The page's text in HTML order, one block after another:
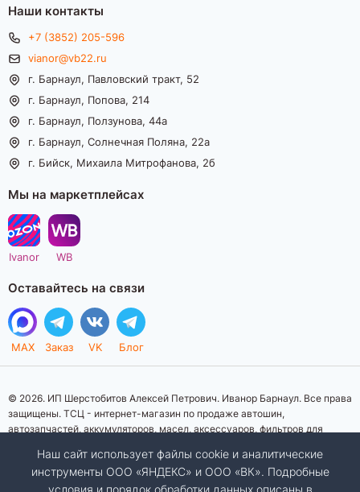
Наши контакты
+7 (3852) 205-596
vianor@vb22.ru
г. Барнаул, Павловский тракт, 52
г. Барнаул, Попова, 214
г. Барнаул, Ползунова, 44а
г. Барнаул, Солнечная Поляна, 22а
г. Бийск, Михаила Митрофанова, 2б
Мы на маркетплейсах
Ivanor WB
Оставайтесь на связи
MAX Заказ VK Блог
© 2026. ИП Шерстобитов Алексей Петрович. Иванор Барнаул. Все права
защищены. ТСЦ - интернет-магазин по продаже автошин,
автозапчастей, аккумуляторов, масел, аксессуаров, фильтров для
информационный характер. Представленная информация о товарах, их
стоимости, характеристик, фото, наличия на складе ни при каких
условиях не является публичной офертой, определяемой положениями
Наш сайт использует файлы cookie и аналитические
инструменты ООО «ЯНДЕКС» и ООО «ВК». Подробные